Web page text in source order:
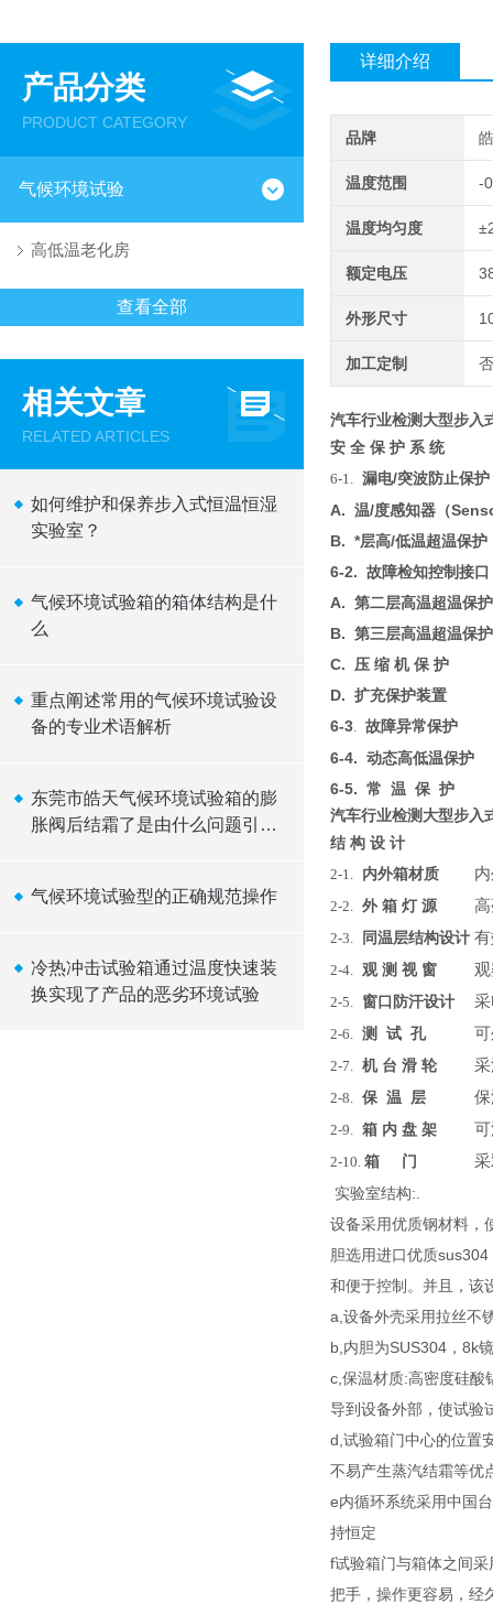
产品分类
PRODUCT CATEGORY
气候环境试验
高低温老化房
查看全部
相关文章
RELATED ARTICLES
如何维护和保养步入式恒温恒湿
实验室？
气候环境试验箱的箱体结构是什
么
重点阐述常用的气候环境试验设
备的专业术语解析
东莞市皓天气候环境试验箱的膨
胀阀后结霜了是由什么问题引起
气候环境试验型的正确规范操作
冷热冲击试验箱通过温度快速装
换实现了产品的恶劣环境试验
详细介绍
品牌
温度范围 -
温度均匀度
额定电压
外形尺寸
加工定制
汽车行业检测大型步入
安 全 保 护 系 统
6-1. 漏电/突波防止保护
A. 温/度感知器 （
B. *层高/低温超温保护
6-2. 故障检知控制接口
A. 第二层高温超温保护
B. 第三层高温超温保护
C. 压 缩 机 保 护
D. 扩充保护装置
6-3. 故障异常保护
6-4. 动态高低温保护
6-5. 常 温 保 护
汽车行业检测大型步入
结 构 设 计
2-1. 内外箱材质
2-2. 外 箱 灯 源
2-3. 同温层结构设计
2-4. 观 测 视 窗
2-5. 窗口防汗设计
2-6. 测 试 孔
2-7. 机 台 滑 轮
2-8. 保 温 层
2-9. 箱 内 盘 架
2-10. 箱 门
实验室结构:.
设备采用优质钢材料，
胆选用进口优质
和便于控制。并且，该
a,设备外壳采用拉丝不
b,内胆为SUS304，8k
c,保温材质:高密度硅酸
导到设备外部，使试验
d,试验箱门中心的位置
不易产生蒸汽结霜等优
e内循环系统采用中国
持恒定
f试验箱门与箱体之间
把手，操作更容易，经